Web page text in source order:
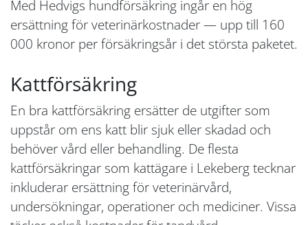
Med Hedvigs hundförsäkring ingår en hög
ersättning för veterinärkostnader — upp till 160
000 kronor per försäkringsår i det största paketet.
Kattförsäkring
En bra kattförsäkring ersätter de utgifter som
uppstår om ens katt blir sjuk eller skadad och
behöver vård eller behandling. De flesta
kattförsäkringar som kattägare i Lekeberg tecknar
inkluderar ersättning för veterinärvård,
undersökningar, operationer och mediciner. Vissa